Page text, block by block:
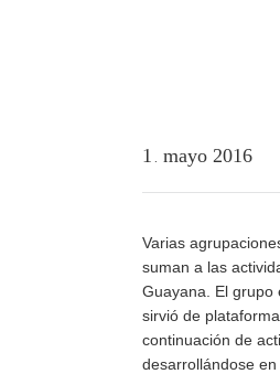
1 mayo 2016
Varias
suman a las
Guayana. El grupo
sirvió de
continuación de
desarrollándose